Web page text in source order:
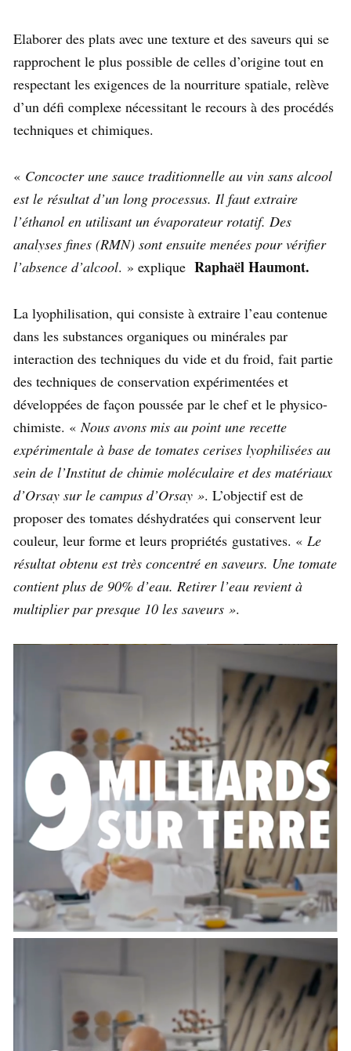
Elaborer des plats avec une texture et des saveurs qui se
rapprochent le plus possible de celles d’origine tout en
respectant les exigences de la nourriture spatiale, relève
d’un défi complexe nécessitant le recours à des procédés
techniques et chimiques.
« Concocter une sauce traditionnelle au vin sans alcool
est le résultat d’un long processus. Il faut extraire
l’éthanol en utilisant un évaporateur rotatif. Des
analyses fines (RMN) sont ensuite menées pour vérifier
l’absence d’alcool. » explique Raphaël Haumont.
La lyophilisation, qui consiste à extraire l’eau contenue
dans les substances organiques ou minérales par
interaction des techniques du vide et du froid, fait partie
des techniques de conservation expérimentées et
développées de façon poussée par le chef et le physico-
chimiste. «Nous avons mis au point une recette
expérimentale à base de tomates cerises lyophilisées au
sein de l’Institut de chimie moléculaire et des matériaux
d’Orsay sur le campus d’Orsay ». L’objectif est de
proposer des tomates déshydratées qui conservent leur
couleur, leur forme et leurs propriétés gustatives. « Le
résultat obtenu est très concentré en saveurs. Une tomate
contient plus de 90% d’eau. Retirer l’eau revient à
multiplier par presque 10 les saveurs ».